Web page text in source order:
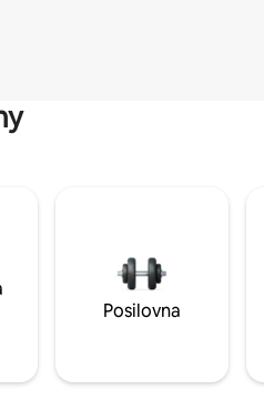
Posilovna